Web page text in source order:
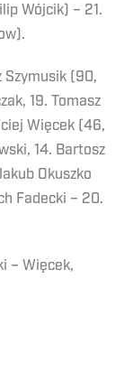
Wójcik) – 21.
Szymusik (90,
19. Tomasz
Więcek (46,
14. Bartosz
Okuszko
Fadecki – 20.
– Więcek,